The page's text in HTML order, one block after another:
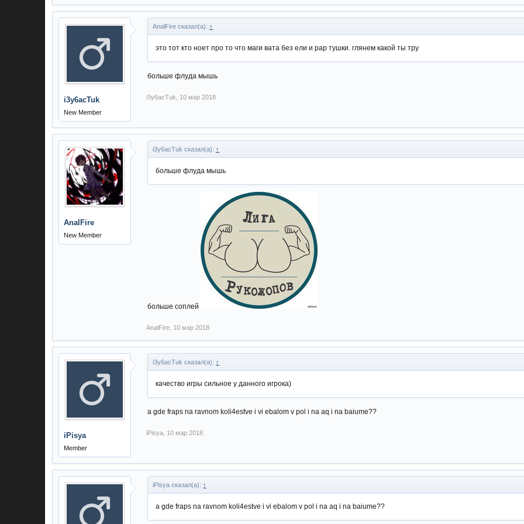
i3y6acTuk
New Member
AnalFire сказал(а): ↑
это тот кто ноет про то что маги вата без ели и рар тушки. глянем какой ты тру
больше флуда мышь
i3y6acTuk 10 мар 2018
AnalFire
New Member
i3y6acTuk сказал(а): ↑
больше флуда мышь
больше соплей
AnalFire 10 мар 2018
iPisya
Member
i3y6acTuk сказал(а): ↑
качество игры сильное у данного игрока)
a gde fraps na ravnom koli4estve i vi ebalom v pol i na aq i na baiume??
iPisya 10 мар 2018
iPisya сказал(а): ↑
a gde fraps na ravnom koli4estve i vi ebalom v pol i na aq i na baiume??